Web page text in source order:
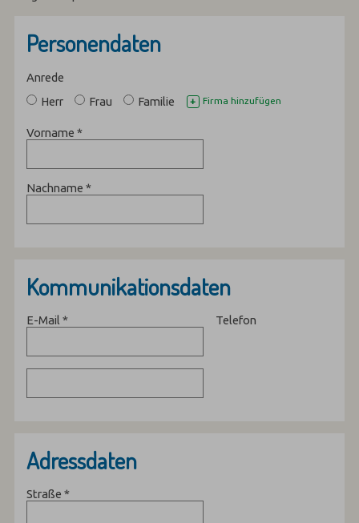
Personendaten
Anrede
Herr
Frau Familie + Firma hinzufügen
Vorname*
Nachname*
Kommunikationsdaten
E-Mail* Telefon
Adressdaten
Straße*